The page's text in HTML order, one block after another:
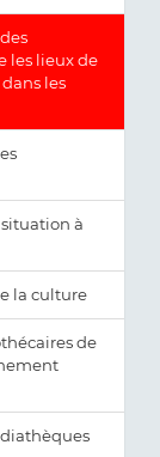
les lieux de
les
à
la culture
de